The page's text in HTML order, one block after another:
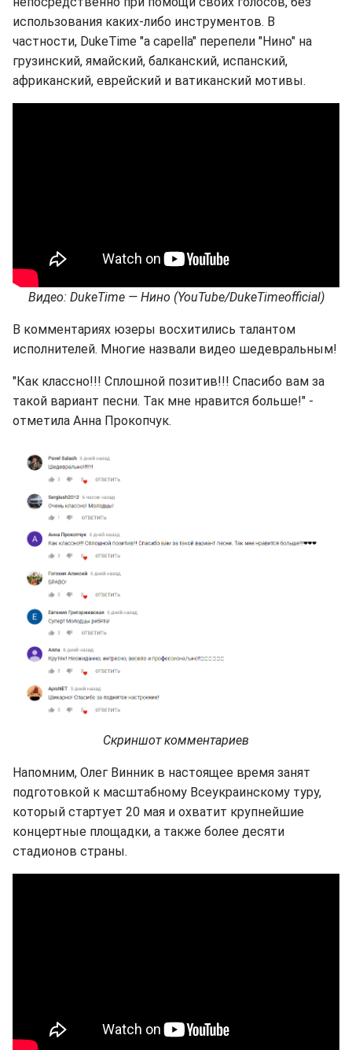
использования каких-либо инструментов. В
частности, DukeTime "a capella" перепели "Нино" на
грузинский, ямайский, балканский, испанский,
африканский, еврейский и ватиканский мотивы.
Видео: DukeTime — Нино (YouTube/DukeTimeofficial)
В комментариях юзеры восхитились талантом
исполнителей. Многие назвали видео шедевральным!
"Как классно!!! Сплошной позитив!!! Спасибо вам за
такой вариант песни. Так мне нравится больше!" -
отметила Анна Прокопчук.
Скриншот комментариев
Напомним, Олег Винник в настоящее время занят
подготовкой к масштабному Всеукраинскому туру,
который стартует 20 мая и охватит крупнейшие
концертные площадки, а также более десяти
стадионов страны.